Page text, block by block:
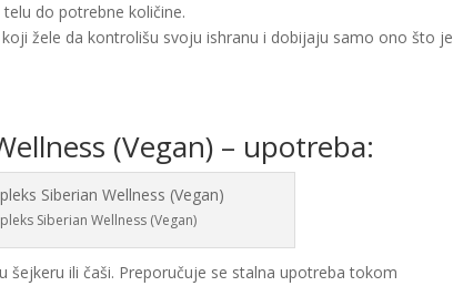
do potrebne količine.
žele da kontrolišu svoju ishranu i dobijaju samo ono što je
(Vegan) – upotreba:
Siberian Wellness (Vegan)
šejkeru ili čaši. Preporučuje se stalna upotreba tokom